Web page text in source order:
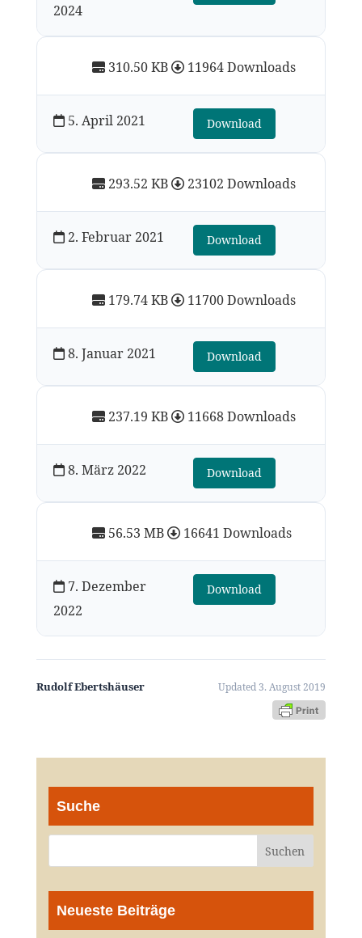
2024
56.53 MB 16641 Downloads
7. Dezember
2022
Download
237.19 KB 11668 Downloads
8. März 2022 Download
310.50 KB 11964 Downloads
5. April 2021 Download
293.52 KB 23102 Downloads
2. Februar 2021 Download
179.74 KB 11700 Downloads
8. Januar 2021 Download
Rudolf Ebertshäuser Updated 3. August 2019
Suche
Neueste Beiträge